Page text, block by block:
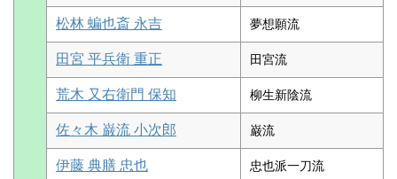
松林 蝙也斎 永吉 夢想願流
田宮 平兵衛 重正 田宮流
荒木 又右衛門 保知 柳生新陰流
佐々木 巌流 小次郎 巌流
伊藤 典膳 忠也 忠也派一刀流